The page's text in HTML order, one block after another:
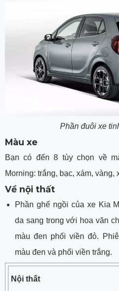
Phần đuôi xe
Màu xe
Bạn có đến 8 tùy chọn về
Morning: trắng, bạc, xám, vàng,
Về nội thất
Phần ghế ngồi của xe Kia
da sang trong với hoa văn
màu đen phối viền đỏ.
màu đen và phối viền trắng.
Nội thất